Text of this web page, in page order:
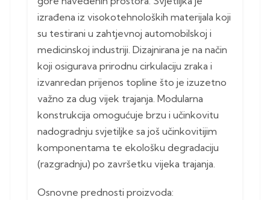
izrađena iz visokotehnoloških materijala koji
su testirani u zahtjevnoj automobilskoj i
medicinskoj industriji. Dizajnirana je na način
koji osigurava prirodnu cirkulaciju zraka i
izvanredan prijenos topline što je izuzetno
važno za dug vijek trajanja. Modularna
konstrukcija omogućuje brzu i učinkovitu
nadogradnju svjetiljke sa još učinkovitijim
komponentama te ekološku degradaciju
(razgradnju) po završetku vijeka trajanja.
Osnovne prednosti proizvoda: